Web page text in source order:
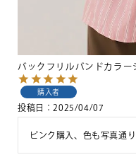
バックフリルバンドカラー
購入者
投稿日 2025/04/07
ピンク購入、色も写真通